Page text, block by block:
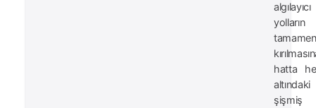
algılayıcı
yolların
tamamen
hatta
altındaki
şişmiş